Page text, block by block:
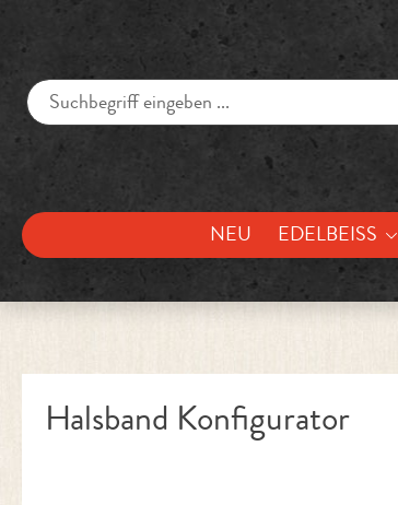
Hauptinhalt springen
NEU EDELBEISS
Halsband Konfigurator